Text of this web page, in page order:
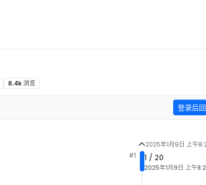
8.4k 浏览
登录后
#1
2025年1月9日 上午
1 / 20
2025年1月9日 上午